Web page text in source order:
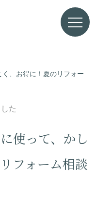
、お得に！夏のリフォー
た
使って、かし
フォーム相談